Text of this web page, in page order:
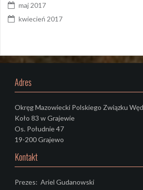
maj 2017
kwiecień 2017
Adres
Okręg Mazowiecki Polskiego Związku
Koło 83 w Grajewie
Os. Południe 47
19-200 Grajewo
Kontakt
Prezes: Ariel Gudanowski